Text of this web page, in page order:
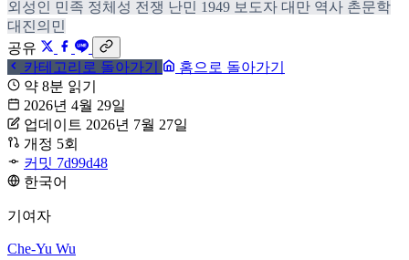
외성인
민족 정체성 전쟁 난민 1949 보도자 대만 역사 촌문학
대진의민
공유
카테고리로 돌아가기
홈으로 돌아가기
약 8분 읽기
2026년 4월 29일
업데이트 2026년 7월 27일
개정 5회
커밋 7d99d48
한국어
기여자
Che-Yu Wu